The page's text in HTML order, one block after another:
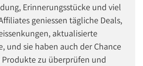
Erinnerungsstücke und viel
geniessen tägliche Deals,
aktualisierte
und sie haben auch der Chance
Produkte zu überprüfen und